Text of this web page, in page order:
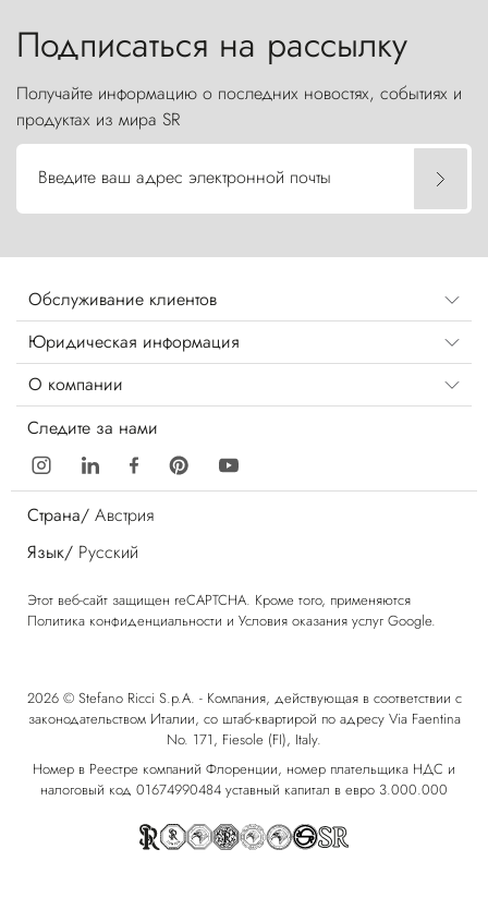
Подписаться на рассылку
Получайте информацию о последних новостях, событиях и
продуктах из мира SR
Введите ваш адрес электронной почты
Обслуживание клиентов
Юридическая информация
О компании
Следите за нами
Страна/ Австрия
Язык/ Русский
Этот веб-сайт защищен reCAPTCHA. Кроме того, применяются
Политика конфиденциальности и Условия оказания услуг Google.
2026 © Stefano Ricci S.p.A. - Компания, действующая в соответствии с
законодательством Италии, со штаб-квартирой по адресу Via Faentina
No. 171, Fiesole (FI), Italy.
Номер в Реестре компаний Флоренции, номер плательщика НДС и
налоговый код 01674990484 уставный капитал в евро 3.000.000